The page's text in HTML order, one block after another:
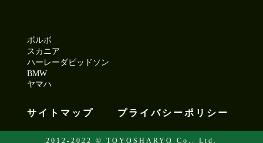
ボルボ
スカニア
ハーレーダビッドソン
BMW
ヤマハ
サイトマップ プライバシーポリシー
2012-2022 © TOYOSHARYO Co., Ltd.